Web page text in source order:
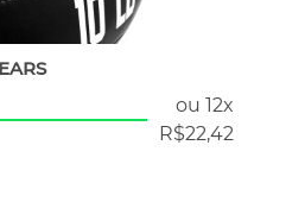
ou 12x
R$22,42